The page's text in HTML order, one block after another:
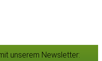
unserem Newsletter: